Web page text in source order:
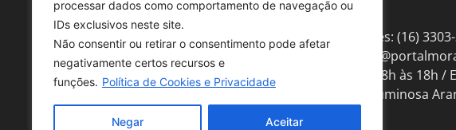
processar dados como comportamento de navegação ou
IDs exclusivos neste site.
Não consentir ou retirar o consentimento pode afetar
negativamente certos recursos e
funções. Política de Cookies e Privacidade
Negar Aceitar
Telefones: (16)
Sex das 8h às 18h
Fonte Luminosa